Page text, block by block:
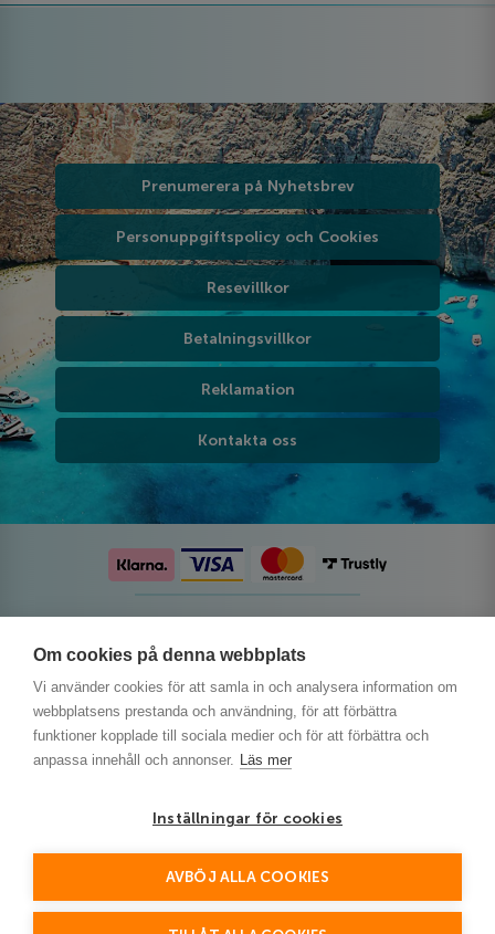
Om cookies på denna webbplats
Vi använder cookies för att samla in och analysera information om
webbplatsens prestanda och användning, för att förbättra
funktioner kopplade till sociala medier och för att förbättra och
anpassa innehåll och annonser. Läs mer
Inställningar för cookies
AVBÖJ ALLA COOKIES
Prenumerera på Nyhetsbrev
Personuppgiftspolicy och Cookies
Resevillkor
Betalningsvillkor
Reklamation
Kontakta oss
This site is protected by reCAPTCHA and the Google
andTerms of Service apply.